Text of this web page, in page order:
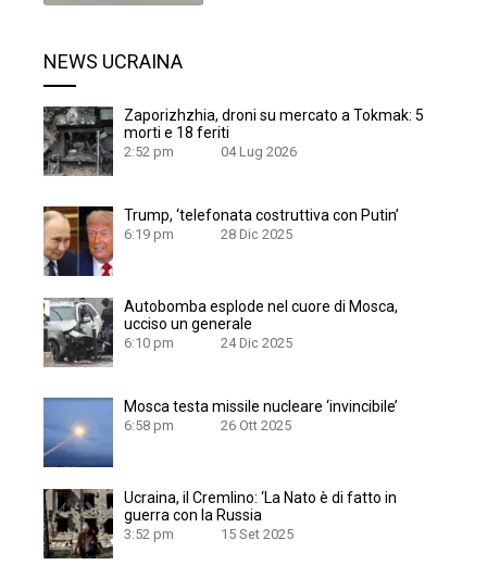
NEWS UCRAINA
Zaporizhzhia, droni su mercato a Tokmak: 5
morti e 18 feriti
2:52 pm 04 Lug 2026
Trump, ‘telefonata costruttiva con Putin’
6:19 pm 28 Dic 2025
Autobomba esplode nel cuore di Mosca,
ucciso un generale
6:10 pm 24 Dic 2025
Mosca testa missile nucleare ‘invincibile’
6:58 pm 26 Ott 2025
Ucraina, il Cremlino: ‘La Nato è di fatto in
guerra con la Russia
3:52 pm 15 Set 2025